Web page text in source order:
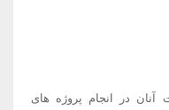
در انجام پروژه های